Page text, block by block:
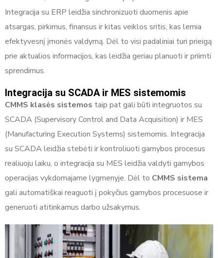
Integracija su ERP leidžia sinchronizuoti duomenis apie
atsargas, pirkimus, finansus ir kitas veiklos sritis, kas lemia
efektyvesnį įmonės valdymą. Dėl to visi padaliniai turi prieigą
prie aktualios informacijos, kas leidžia geriau planuoti ir priimti
sprendimus.
Integracija su SCADA ir MES sistemomis
CMMS klasės sistemos taip pat gali būti integruotos su
SCADA (Supervisory Control and Data Acquisition) ir MES
(Manufacturing Execution Systems) sistemomis. Integracija
su SCADA leidžia stebėti ir kontroliuoti gamybos procesus
realiuoju laiku, o integracija su MES leidžia valdyti gamybos
operacijas vykdomajame lygmenyje. Dėl to CMMS sistema
gali automatiškai reaguoti į pokyčius gamybos procesuose ir
generuoti atitinkamus darbo užsakymus.